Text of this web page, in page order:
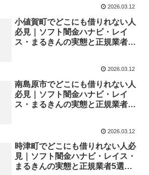
2026.03.12
小値賀町でどこにも借りれない人
必見｜ソフト闇金ハナビ・レイ
ス・まるきんの実態と正規業者5
2026.03.12
南島原市でどこにも借りれない人
必見｜ソフト闇金ハナビ・レイ
ス・まるきんの実態と正規業者5
2026.03.12
時津町でどこにも借りれない人必
見｜ソフト闇金ハナビ・レイス・
まるきんの実態と正規業者5選